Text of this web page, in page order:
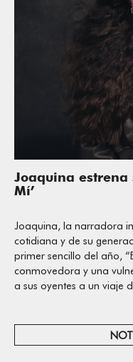
Joaquina estrena
Mí’
Joaquina, la narradora
cotidiana y de su
primer sencillo del año,
conmovedora y una
a sus oyentes a un viaje